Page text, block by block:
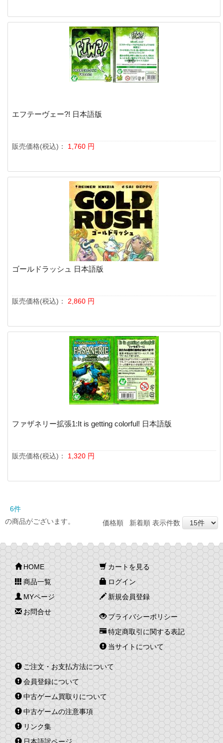
エフテーヴェー?! 日本語版
販売価格(税込)： 1,760 円
ゴールドラッシュ 日本語版
販売価格(税込)： 2,860 円
ファザネリー拡張1:It is getting colorful! 日本語版
販売価格(税込)： 1,320 円
6件
の商品がございます。
価格順 新着順 表示件数
HOME
商品一覧
MYページ
お問合せ
カートを見る
ログイン
新規会員登録
プライバシーポリシー
特定商取引に関する表記
当サイトについて
ご注文・お支払方法について
会員登録について
中古ゲーム買取りについて
中古ゲームの注意事項
リンク集